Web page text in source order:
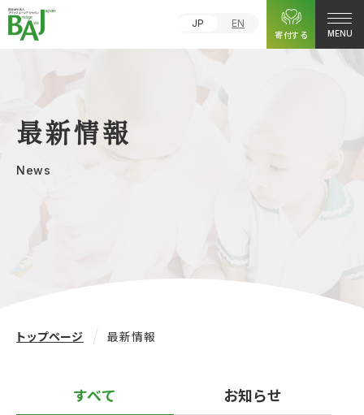
JP
EN
寄付する
MENU
最新情報
News
トップページ 最新情報
すべて
お知らせ